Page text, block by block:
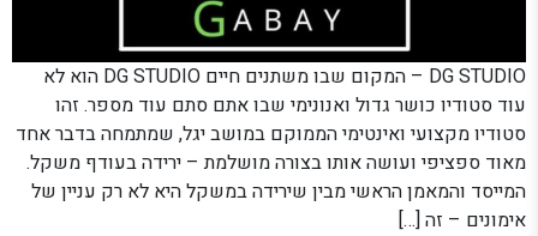
DG STUDIO – המקום שבו משתנים חיים DG STUDIO הוא לא
עוד סטודיו כושר גדול ואנונימי שבו אתם סתם עוד מספר. זהו
סטודיו מקצועי ואינטימי הממוקם במושב יגל, שמתמחה בדבר אחד
מאוד ספציפי ועושה אותו בצורה מושלמת – ירידה בעודף משקל.
המייסד והמאמן הראשי מבין שירידה במשקל היא לא רק עניין של
אימונים – זה […]